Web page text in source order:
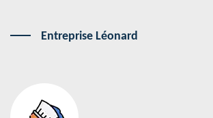
Entreprise Léonard